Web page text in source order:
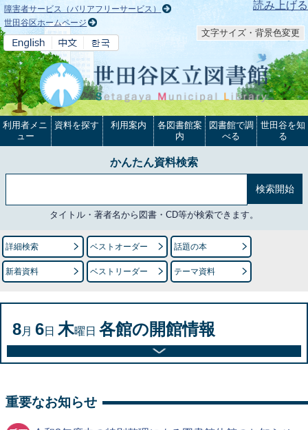
本文へ 読み上げる
障害者サービス（バリアフリーサービス）
世田谷区ホームページ
文字サイズ・背景色変更
利用者メニ
ュー
資料を探す 利用案内
各図書館案
内
図書館で調
べる
世田谷を知
る
かんたん資料検索
タイトル・著者名から図書・CD等が検索できます。
詳細検索 ベストオーダー 話題の本
新着資料 ベストリーダー テーマ資料
8月 6日 木曜日 各館の開館情報
重要なお知らせ